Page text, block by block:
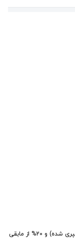
کسر مبلغ دو شب اول رزرو (علاوه بر شب های سپری شده) و 20% از مابقی